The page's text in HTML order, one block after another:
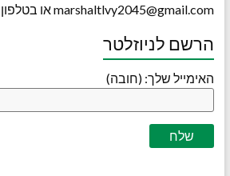
marshaltlvy2045@gmail.com או בטלפון 03-7248047
הרשם לניוזלטר
האימייל שלך: (חובה)